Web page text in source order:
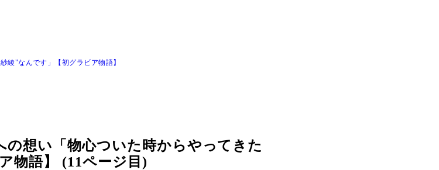
綾"なんです」【初グラビア物語】
の想い「物心ついた時からやってきた
物語】 (11ページ目)